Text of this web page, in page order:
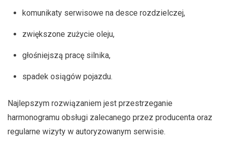
komunikaty serwisowe na desce rozdzielczej,
zwiększone zużycie oleju,
głośniejszą pracę silnika,
spadek osiągów pojazdu.
Najlepszym rozwiązaniem jest przestrzeganie
harmonogramu obsługi zalecanego przez producenta oraz
regularne wizyty w autoryzowanym serwisie.